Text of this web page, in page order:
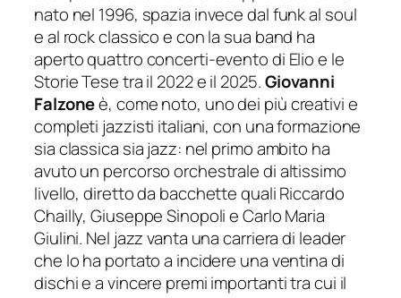
nato nel 1996, spazia invece dal funk al soul
e al rock classico e con la sua band ha
aperto quattro concerti-evento di Elio e le
Storie Tese tra il 2022 e il 2025.Giovanni
Falzoneè, come noto, uno dei più creativi e
completi jazzisti italiani, con una formazione
sia classica sia jazz: nel primo ambito ha
avuto un percorso orchestrale di altissimo
livello, diretto da bacchette quali Riccardo
Chailly, Giuseppe Sinopoli e Carlo Maria
Giulini. Nel jazz vanta una carriera di leader
che lo ha portato a incidere una ventina di
dischi e a vincere premi importanti tra cui il